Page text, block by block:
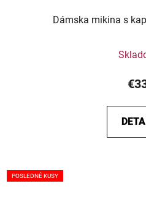
Dámska mikina s
POSLEDNÉ KUSY